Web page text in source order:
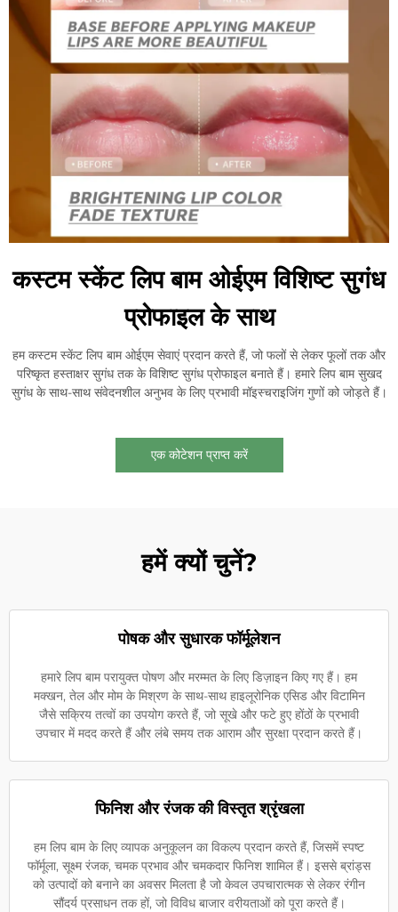
कस्टम स्केंट लिप बाम ओईएम विशिष्ट सुगंध
प्रोफाइल के साथ
हम कस्टम स्केंट लिप बाम ओईएम सेवाएं प्रदान करते हैं, जो फलों से लेकर फूलों तक और
परिष्कृत हस्ताक्षर सुगंध तक के विशिष्ट सुगंध प्रोफाइल बनाते हैं। हमारे लिप बाम सुखद
सुगंध के साथ-साथ संवेदनशील अनुभव के लिए प्रभावी मॉइस्चराइजिंग गुणों को जोड़ते हैं।
एक कोटेशन प्राप्त करें
हमें क्यों चुनें?
पोषक और सुधारक फॉर्मूलेशन
हमारे लिप बाम परायुक्त पोषण और मरम्मत के लिए डिज़ाइन किए गए हैं। हम
मक्खन, तेल और मोम के मिश्रण के साथ-साथ हाइलूरोनिक एसिड और विटामिन
जैसे सक्रिय तत्वों का उपयोग करते हैं, जो सूखे और फटे हुए होंठों के प्रभावी
उपचार में मदद करते हैं और लंबे समय तक आराम और सुरक्षा प्रदान करते हैं।
फिनिश और रंजक की विस्तृत श्रृंखला
हम लिप बाम के लिए व्यापक अनुकूलन का विकल्प प्रदान करते हैं, जिसमें स्पष्ट
फॉर्मूला, सूक्ष्म रंजक, चमक प्रभाव और चमकदार फिनिश शामिल हैं। इससे ब्रांड्स
को उत्पादों को बनाने का अवसर मिलता है जो केवल उपचारात्मक से लेकर रंगीन
सौंदर्य प्रसाधन तक हों, जो विविध बाजार वरीयताओं को पूरा करते हैं।